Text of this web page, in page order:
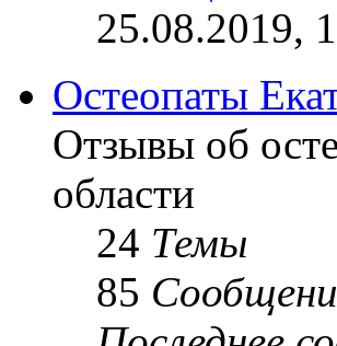
25.08.2019,
Остеопаты
Отзывы об
области
24 Темы
85